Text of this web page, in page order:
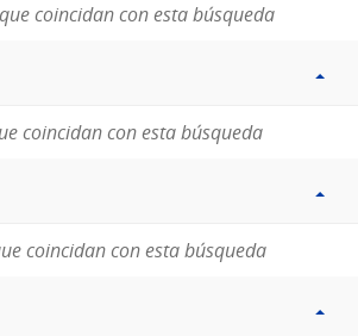
coincidan con esta búsqueda
coincidan con esta búsqueda
coincidan con esta búsqueda